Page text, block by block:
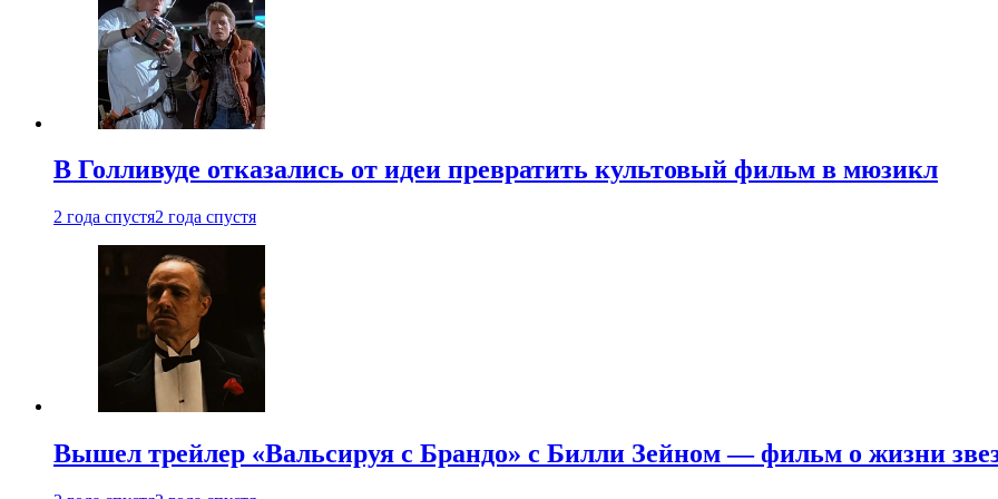
В Голливуде отказались от идеи превратить культовый фильм в мюзикл
2 года спустя2 года спустя
Вышел трейлер «Вальсируя с Брандо» с Билли Зейном — фильм о жизни